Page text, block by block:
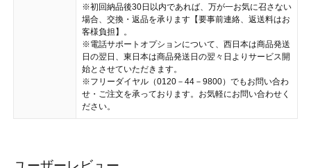
※初回納品後30日以内であれば、万が一お気に召さない
場合、交換・返品を承ります【要事前連絡、返送料はお
客様負担】。
※電話サポートオプションについて、西日本は商品発送
日の翌日、東日本は商品発送日の翌々日よりサービス開
始とさせていただきます。
※フリーダイヤル（0120－44－9800）でもお問い合わ
せ・ご注文を承っております。お気軽にお問い合わせく
ださい。